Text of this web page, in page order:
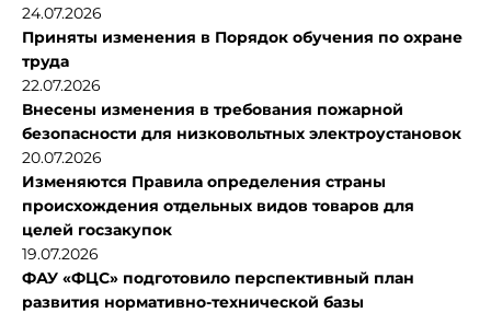
24.07.2026
Приняты изменения в Порядок обучения по охране
труда
22.07.2026
Внесены изменения в требования пожарной
безопасности для низковольтных электроустановок
20.07.2026
Изменяются Правила определения страны
происхождения отдельных видов товаров для
целей госзакупок
19.07.2026
ФАУ «ФЦС» подготовило перспективный план
развития нормативно-технической базы